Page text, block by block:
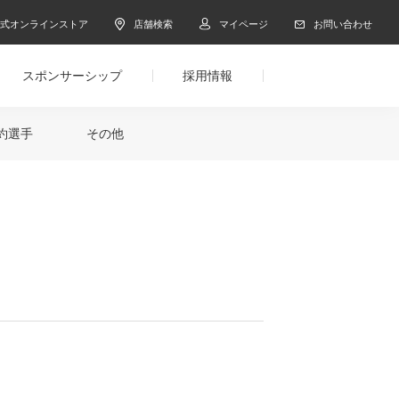
オンラインストア 店舗検索 マイページ お問い合わせ
スポンサーシップ 採用情報
選手 その他